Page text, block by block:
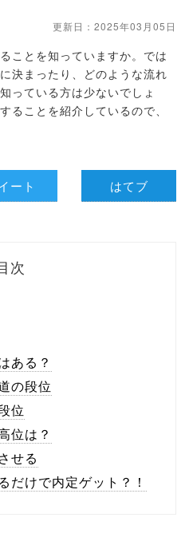
更新日：2025年03月05日
ことを知っていますか。では
決まったり、どのような流れ
っている方は少ないでしょ
ることを紹介しているので、
ート はてブ
次
ある？
の段位
位
位は？
せる
だけで内定ゲット？！